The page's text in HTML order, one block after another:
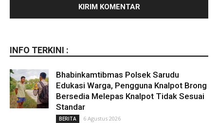
INFO TERKINI :
Bhabinkamtibmas Polsek Sarudu
Edukasi Warga, Pengguna Knalpot Brong
Bersedia Melepas Knalpot Tidak Sesuai
Standar
BERITA 6 Agustus 2026